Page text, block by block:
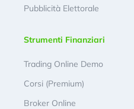
Pubblicità Elettorale
Strumenti Finanziari
Trading Online Demo
Corsi (Premium)
Broker Online